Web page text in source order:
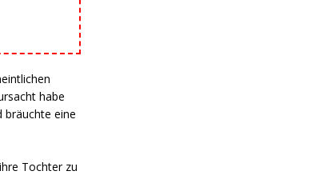
habe
bräuchte eine
Tochter zu